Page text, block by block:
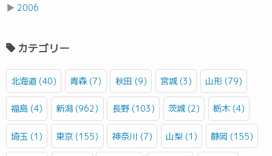
▶ 2006
カテゴリー
北海道 (40) 青森 (7) 秋田 (9) 宮城 (3) 山形 (79)
福島 (4) 新潟 (962) 長野 (103) 茨城 (2) 栃木 (4)
埼玉 (1) 東京 (155) 神奈川 (7) 山梨 (1) 静岡 (155)